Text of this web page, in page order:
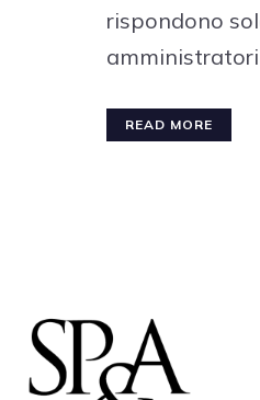
rispondono
amministratori
READ MORE